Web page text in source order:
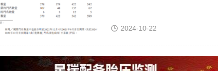
2024-10-22